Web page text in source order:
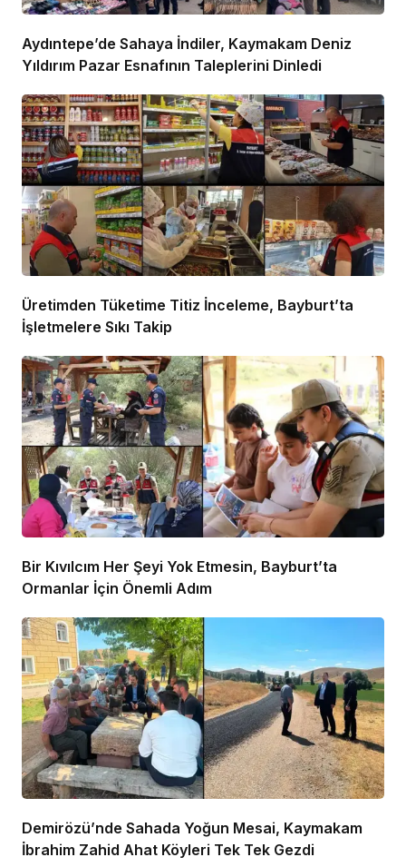
Aydıntepe’de Sahaya İndiler, Kaymakam Deniz
Yıldırım Pazar Esnafının Taleplerini Dinledi
Üretimden Tüketime Titiz İnceleme, Bayburt’ta
İşletmelere Sıkı Takip
Bir Kıvılcım Her Şeyi Yok Etmesin, Bayburt’ta
Ormanlar İçin Önemli Adım
Demirözü’nde Sahada Yoğun Mesai, Kaymakam
İbrahim Zahid Ahat Köyleri Tek Tek Gezdi